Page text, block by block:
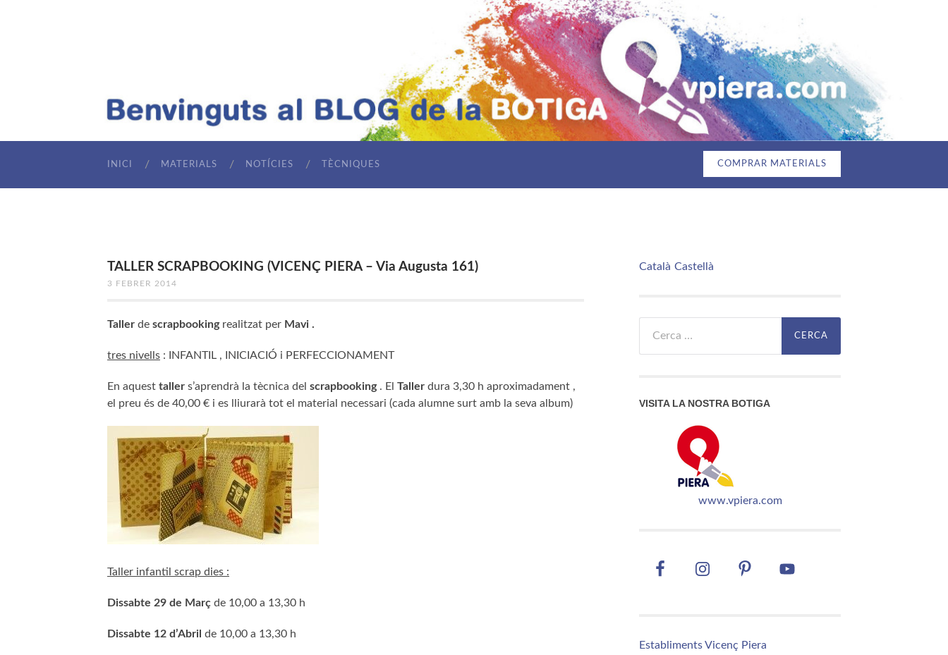
INICI MATERIALS NOTÍCIES TÈCNIQUES COMPRAR MATERIALS
TALLER SCRAPBOOKING (VICENÇ PIERA – Via Augusta 161)
3 FEBRER 2014
Taller de scrapbookingrealitzat per Mavi .
tres nivells : INFANTIL , INICIACIÓ i PERFECCIONAMENT
En aquest taller s’aprendrà la tècnica del scrapbooking. El Taller dura 3,30 h aproximadament ,
el preu és de 40,00 € i es lliurarà tot el material necessari (cada alumne surt amb la seva album)
Taller infantil scrap dies :
Dissabte 29 de Març de 10,00 a 13,30 h
Dissabte 12 d’Abril de 10,00 a 13,30 h
Català Castellà
VISITA LA NOSTRA BOTIGA
www.vpiera.com
Establiments Vicenç Piera